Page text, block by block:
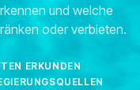
und welche
oder verbieten.
ERKUNDEN